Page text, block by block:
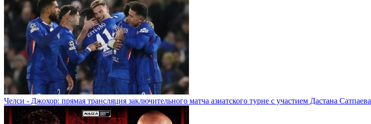
Челси - Джохор: прямая трансляция заключительного матча азиатского турне с участием Дастана Сатпаева